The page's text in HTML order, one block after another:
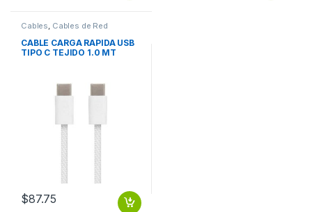
Cables Cables de Red
CABLE CARGA RAPIDA USB
TIPO C TEJIDO 1.0 MT
$87.75